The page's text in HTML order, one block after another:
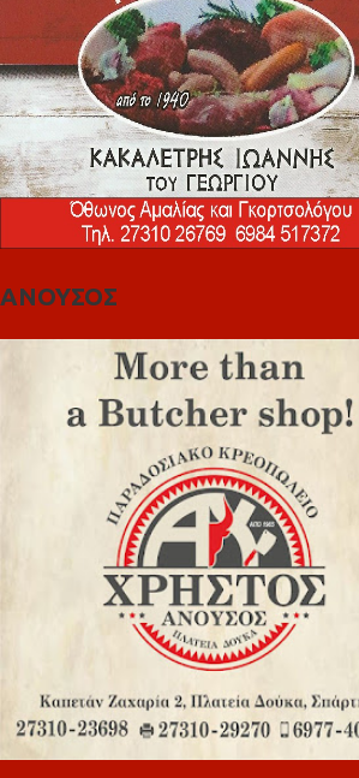
ΑΝΟΥΣΟΣ